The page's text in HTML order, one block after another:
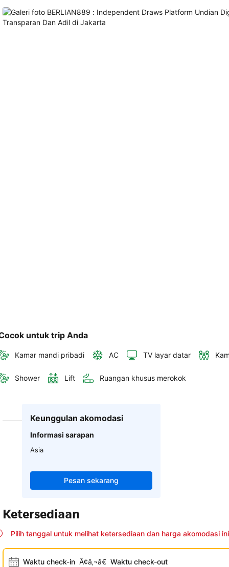
memesan,
rincian
untuk trip Anda
Kamar mandi pribadi AC TV layar datar
Shower Lift Ruangan khusus merokok
Keunggulan akomodasi
Informasi sarapan
Asia
Pesan sekarang
Ketersediaan
Pilih tanggal untuk melihat ketersediaan dan harga akomodasi ini
Waktu check-in Ã¢â‚¬â€ Waktu check-out